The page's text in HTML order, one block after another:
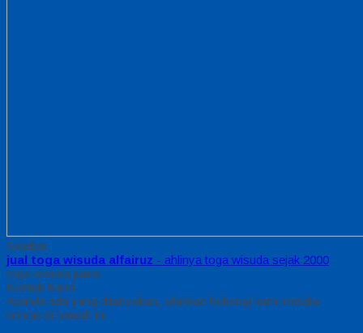
Sidebar
jual toga wisuda alfairuz - ahlinya toga wisuda sejak 2000
toga wisuda juara
Kontak Kami
Apabila ada yang ditanyakan, silahkan hubungi kami melalui
kontak di bawah ini.